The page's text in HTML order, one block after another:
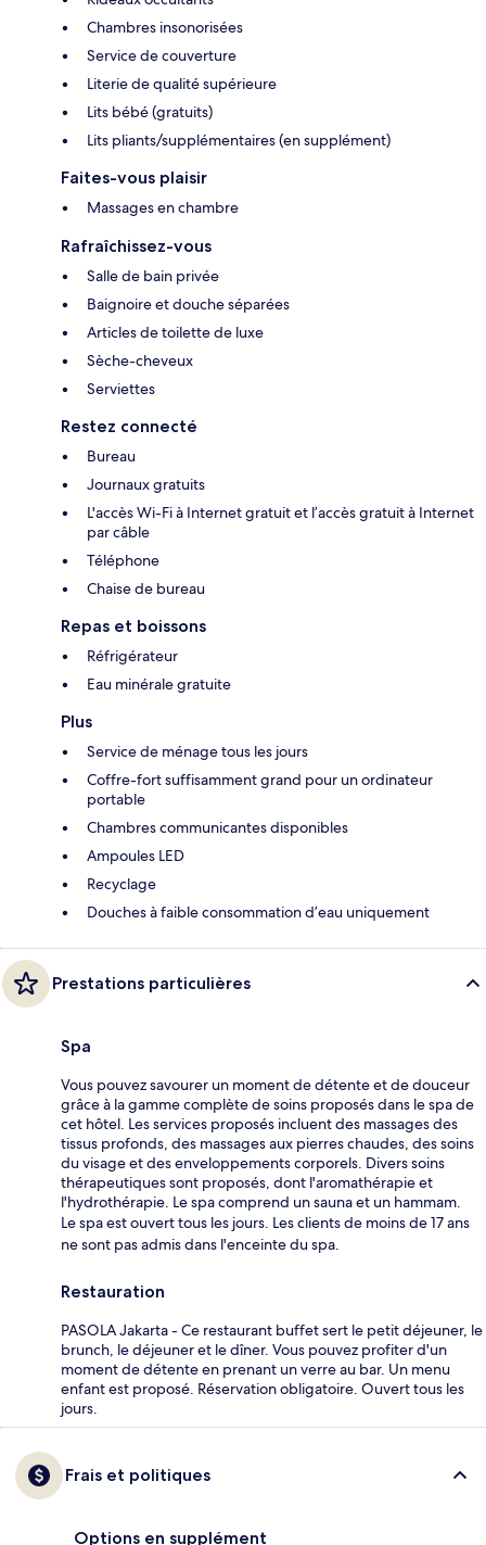
Chambres insonorisées
Service de couverture
Literie de qualité supérieure
Lits bébé (gratuits)
Lits pliants/supplémentaires (en supplément)
Faites-vous plaisir
Massages en chambre
Rafraîchissez-vous
Salle de bain privée
Baignoire et douche séparées
Articles de toilette de luxe
Sèche-cheveux
Serviettes
Restez connecté
Bureau
Journaux gratuits
L'accès Wi-Fi à Internet gratuit et l’accès gratuit à Internet
par câble
Téléphone
Chaise de bureau
Repas et boissons
Réfrigérateur
Eau minérale gratuite
Plus
Service de ménage tous les jours
Coffre-fort suffisamment grand pour un ordinateur
portable
Chambres communicantes disponibles
Ampoules LED
Recyclage
Douches à faible consommation d’eau uniquement
Prestations particulières
Spa
Vous pouvez savourer un moment de détente et de douceur
grâce à la gamme complète de soins proposés dans le spa de
cet hôtel. Les services proposés incluent des massages des
tissus profonds, des massages aux pierres chaudes, des soins
du visage et des enveloppements corporels. Divers soins
thérapeutiques sont proposés, dont l'aromathérapie et
l'hydrothérapie. Le spa comprend un sauna et un hammam.
Le spa est ouvert tous les jours. Les clients de moins de 17 ans
ne sont pas admis dans l'enceinte du spa.
Restauration
PASOLA Jakarta - Ce restaurant buffet sert le petit déjeuner, le
brunch, le déjeuner et le dîner. Vous pouvez profiter d'un
moment de détente en prenant un verre au bar. Un menu
enfant est proposé. Réservation obligatoire. Ouvert tous les
jours.
Frais et politiques
Options en supplément